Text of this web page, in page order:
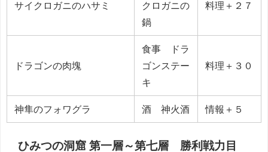
サイクロガニのハサミ
クロガニの
鍋
料理＋２７
ドラゴンの肉塊
食事 ドラ
ゴンステー
キ
料理＋３０
神隼のフォワグラ 酒 神火酒 情報＋５
ひみつの洞窟 第一層～第七層 勝利戦力目